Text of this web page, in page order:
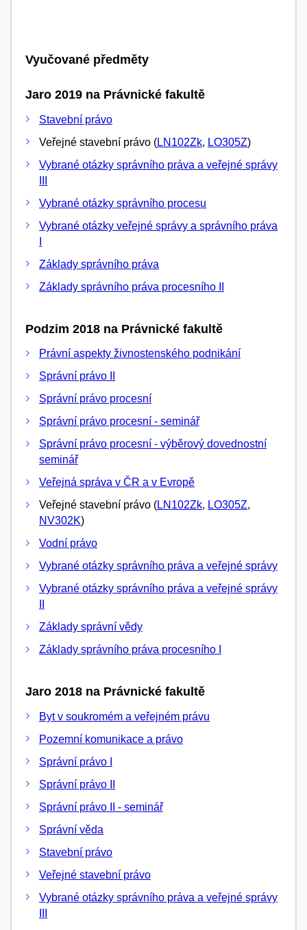
Vyučované předměty
Jaro 2019 na Právnické fakultě
Stavební právo
Veřejné stavební právo (LN102Zk, LO305Z)
Vybrané otázky správního práva a veřejné správy
Vybrané otázky správního procesu
Vybrané otázky veřejné správy a správního práva
Základy správního práva
Základy správního práva procesního II
Podzim 2018 na Právnické fakultě
Právní aspekty živnostenského podnikání
Správní právo II
Správní právo procesní
Správní právo procesní - seminář
Správní právo procesní - výběrový dovednostní
seminář
Veřejná správa v ČR a v Evropě
Veřejné stavební právo (LN102Zk, LO305Z,
NV302K)
Vodní právo
Vybrané otázky správního práva a veřejné správy
Vybrané otázky správního práva a veřejné správy
Základy správní vědy
Základy správního práva procesního I
Jaro 2018 na Právnické fakultě
Byt v soukromém a veřejném právu
Pozemní komunikace a právo
Správní právo I
Správní právo II
Správní právo II - seminář
Správní věda
Stavební právo
Veřejné stavební právo
Vybrané otázky správního práva a veřejné správy